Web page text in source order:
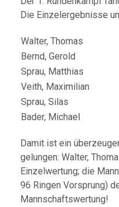
Die Einzelergebnisse
Walter, Thomas
Bernd, Gerold
Sprau, Matthias
Veith, Maximilian
Sprau, Silas
Bader, Michael
Damit ist ein
gelungen: Walter,
Einzelwertung; die
96 Ringen Vorsprung)
Mannschaftswertung!